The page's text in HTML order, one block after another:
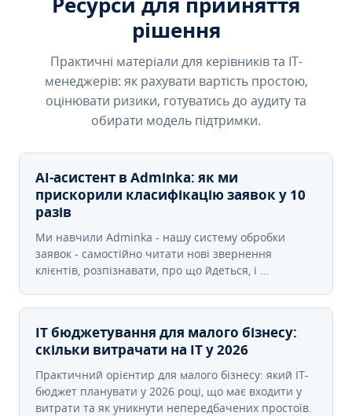
рішення
Практичні матеріали для керівників та IT-
менеджерів: як рахувати вартість простою,
оцінювати ризики, готуватись до аудиту та
обирати модель підтримки.
AI-асистент в Adminka: як ми
прискорили класифікацію заявок у 10
разів
Ми навчили Adminka - нашу систему обробки
заявок - самостійно читати нові звернення
клієнтів, розпізнавати, про що йдеться, і …
IT бюджетування для малого бізнесу:
скільки витрачати на IT у 2026
Практичний орієнтир для малого бізнесу: який IT-
бюджет планувати у 2026 році, що має входити у
витрати та як уникнути непередбачених простоїв.